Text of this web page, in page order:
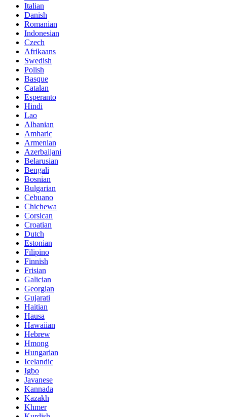
Italian
Danish
Romanian
Indonesian
Czech
Afrikaans
Swedish
Polish
Basque
Catalan
Esperanto
Hindi
Lao
Albanian
Amharic
Armenian
Azerbaijani
Belarusian
Bengali
Bosnian
Bulgarian
Cebuano
Chichewa
Corsican
Croatian
Dutch
Estonian
Filipino
Finnish
Frisian
Galician
Georgian
Gujarati
Haitian
Hausa
Hawaiian
Hebrew
Hmong
Hungarian
Icelandic
Igbo
Javanese
Kannada
Kazakh
Khmer